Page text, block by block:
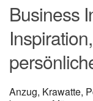
Business
Anzug, Krawatte,